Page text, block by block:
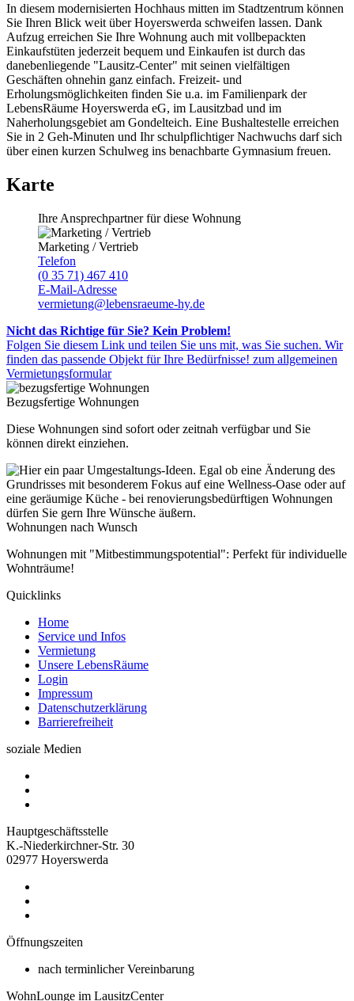
In diesem modernisierten Hochhaus mitten im Stadtzentrum können
Sie Ihren Blick weit über Hoyerswerda schweifen lassen. Dank
Aufzug erreichen Sie Ihre Wohnung auch mit vollbepackten
Einkaufstüten jederzeit bequem und Einkaufen ist durch das
danebenliegende "Lausitz-Center" mit seinen vielfältigen
Geschäften ohnehin ganz einfach. Freizeit- und
Erholungsmöglichkeiten finden Sie u.a. im Familienpark der
LebensRäume Hoyerswerda eG, im Lausitzbad und im
Naherholungsgebiet am Gondelteich. Eine Bushaltestelle erreichen
Sie in 2 Geh-Minuten und Ihr schulpflichtiger Nachwuchs darf sich
über einen kurzen Schulweg ins benachbarte Gymnasium freuen.
Karte
Ihre Ansprechpartner für diese Wohnung
Marketing / Vertrieb
Telefon
(0 35 71) 467 410
E-Mail-Adresse
vermietung@lebensraeume-hy.de
Nicht das Richtige für Sie? Kein Problem!
Folgen Sie diesem Link und teilen Sie uns mit, was Sie suchen. Wir
finden das passende Objekt für Ihre Bedürfnisse! zum allgemeinen
Vermietungsformular
Bezugsfertige Wohnungen
Diese Wohnungen sind sofort oder zeitnah verfügbar und Sie
können direkt einziehen.
Wohnungen nach Wunsch
Wohnungen mit "Mitbestimmungspotential": Perfekt für individuelle
Wohnträume!
Quicklinks
Home
Service und Infos
Vermietung
Unsere LebensRäume
Login
Impressum
Datenschutzerklärung
Barrierefreiheit
soziale Medien
Hauptgeschäftsstelle
K.-Niederkirchner-Str. 30
02977 Hoyerswerda
Öffnungszeiten
nach terminlicher Vereinbarung
WohnLounge im LausitzCenter